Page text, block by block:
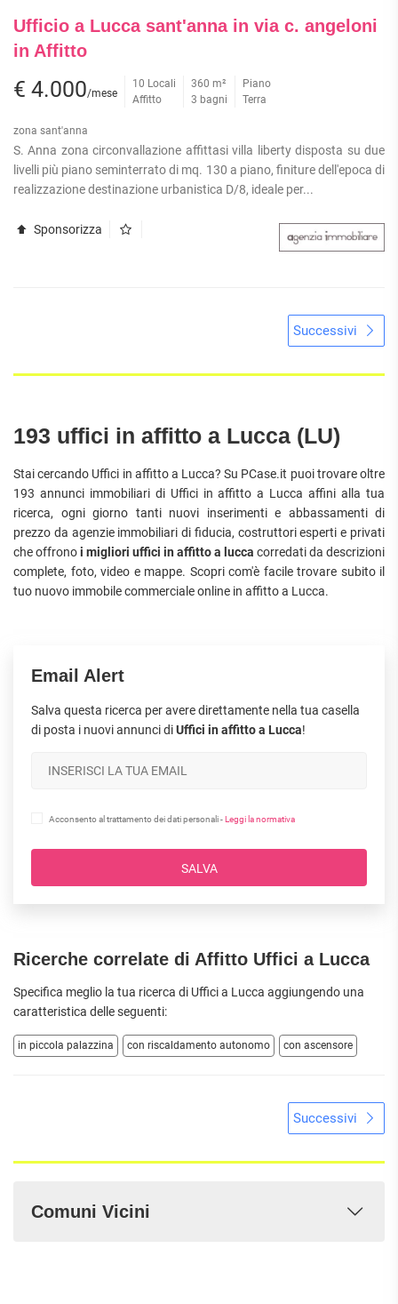
Ufficio a Lucca sant'anna in via c. angeloni
in Affitto
€ 4.000/mese
10 Locali
Affitto
360 m²
3 bagni
Piano
Terra
zona sant'anna
S. Anna zona circonvallazione affittasi villa liberty disposta su due
livelli più piano seminterrato di mq. 130 a piano, finiture dell'epoca di
realizzazione destinazione urbanistica D/8, ideale per...
Sponsorizza
Successivi
193 uffici in affitto a Lucca (LU)
Stai cercando Uffici in affitto a Lucca? Su PCase.it puoi trovare oltre
193 annunci immobiliari di Uffici in affitto a Lucca affini alla tua
ricerca, ogni giorno tanti nuovi inserimenti e abbassamenti di
prezzo da agenzie immobiliari di fiducia, costruttori esperti e privati
che offronoi migliori uffici in affitto a lucca corredati da descrizioni
complete, foto, video e mappe. Scopri com'è facile trovare subito il
tuo nuovo immobile commerciale online in affitto a Lucca.
Email Alert
Salva questa ricerca per avere direttamente nella tua casella
di posta i nuovi annunci diUffici in affitto a Lucca!
Acconsento al trattamento dei dati personali -Leggi la normativa
SALVA
Ricerche correlate di Affitto Uffici a Lucca
Specifica meglio la tua ricerca di Uffici a Lucca aggiungendo una
caratteristica delle seguenti:
in piccola palazzina con riscaldamento autonomo con ascensore
Successivi
Comuni Vicini